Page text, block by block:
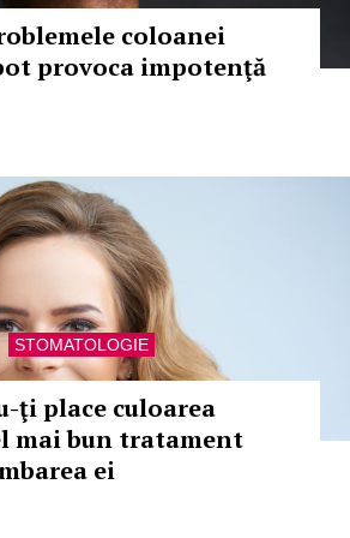
coloanei
provoca impotenţă
STOMATOLOGIE
ţi place culoarea
mai bun tratament
ei